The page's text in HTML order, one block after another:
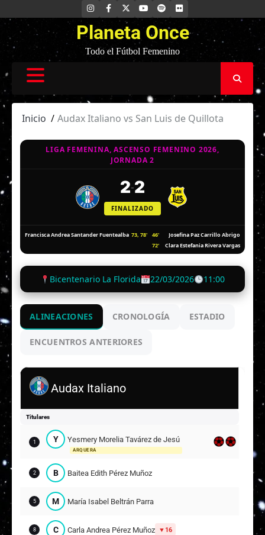
al
contenido
INSTAGRAM
FACEBOOK YOUTUBE
SPOTIFYFLICKR
Planeta Once
Todo el Fútbol Femenino
Inicio Audax Italiano vs San Luis de Quillota
LIGA FEMENINA, ASCENSO FEMENINO 2026,
JORNADA 2
2-2
FINALIZADO
Francisca Andrea Santander Fuentealba 73, 78' 46'
Josefina Paz Carrillo Abrigo
72'
Clara Estefania Rivera Vargas
Bicentenario La Florida 22/03/2026 11:00
ALINEACIONES CRONOLOGÍA ESTADIO
ENCUENTROS ANTERIORES
Audax Italiano
Titulares
1 Y Yesmery Morelia Tavárez de Jesús
ARQUERA
2 B Baitea Edith Pérez Muñoz
5 M María Isabel Beltrán Parra
8 C Carla Andrea Pérez Muñoz 16